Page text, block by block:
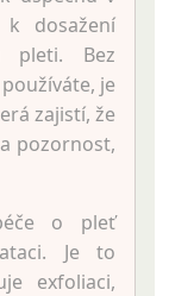
dosažení
pleti. Bez
je
zajistí, že
pozornost,
o pleť
Je to
exfoliaci,